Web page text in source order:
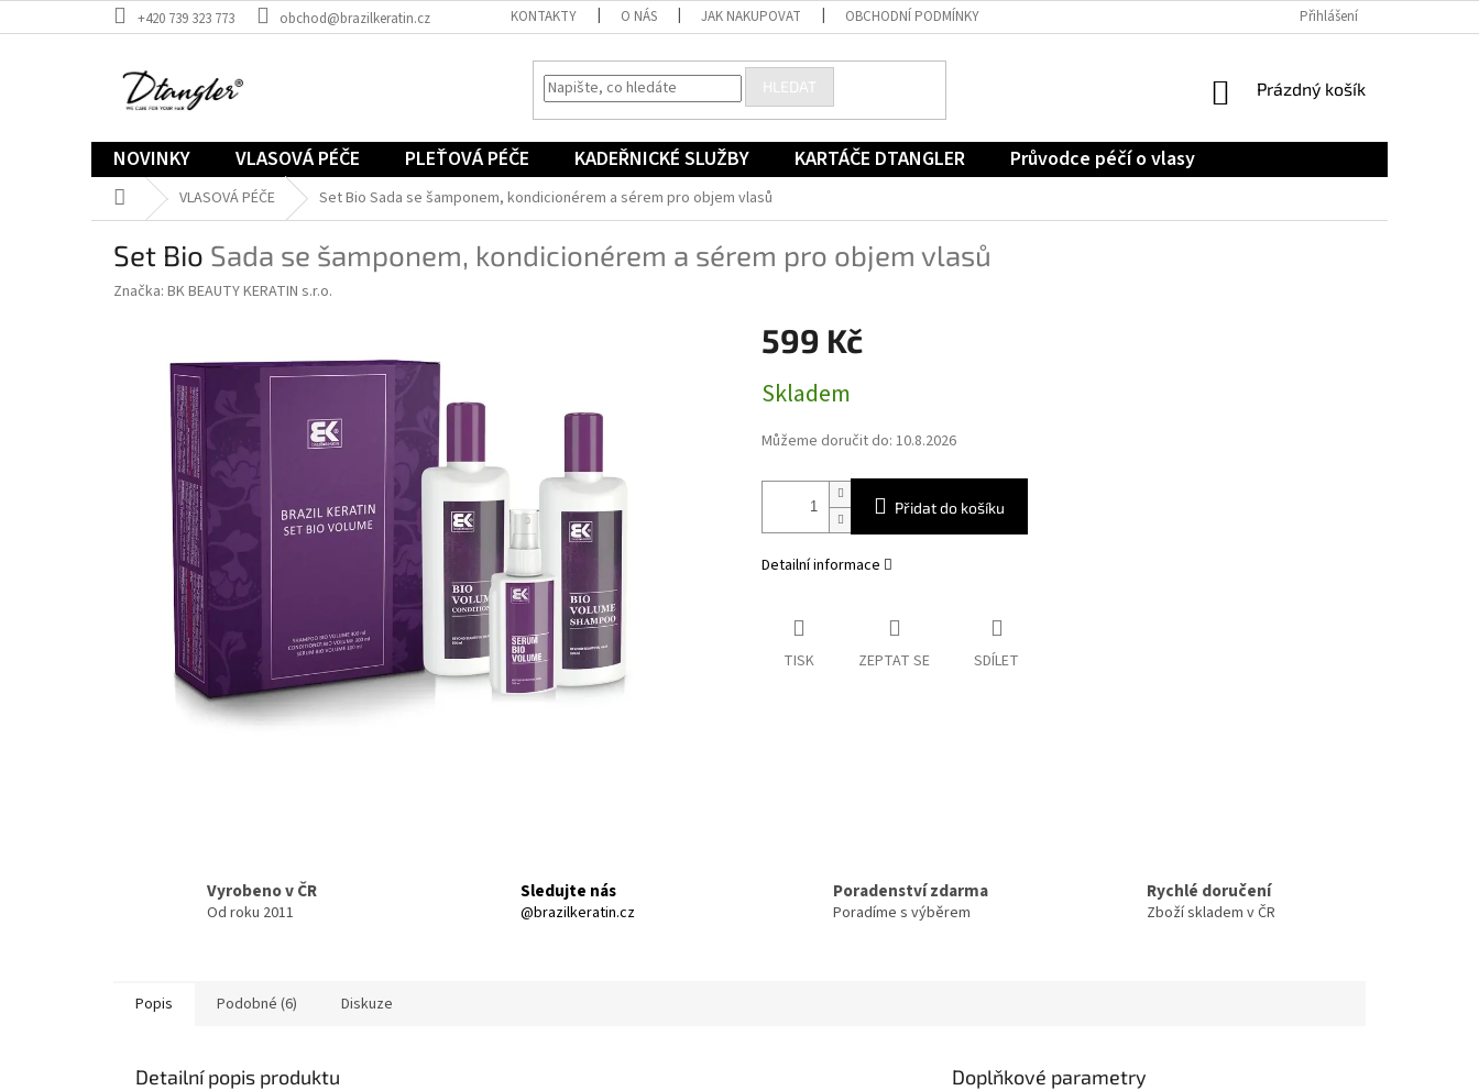
na
+420 739 323 773 obchod@brazilkeratin.cz KONTAKTY O NÁS JAK NAKUPOVAT OBCHODNÍ PODMÍNKY Přihlášení
HLEDAT
NÁKUPNÍ
Prázdný košík
NOVINKY VLASOVÁ PÉČE PLEŤOVÁ PÉČE KADEŘNICKÉ SLUŽBY KARTÁČE DTANGLER Průvodce péčí o vlasy
Domů VLASOVÁ PÉČE Set Bio Sada se šamponem, kondicionérem a sérem pro objem vlasů
Set Bio Sada se šamponem, kondicionérem a sérem pro objem vlasů
Značka: BK BEAUTY KERATIN s.r.o.
599 Kč
cena:
Skladem
Můžeme doručit do: 10.8.2026
Přidat do košíku
Detailní informace
TISK ZEPTAT SE SDÍLET
Vyrobeno v ČR
Od roku 2011
Sledujte nás
@brazilkeratin.cz
Poradenství zdarma
Poradíme s výběrem
Rychlé doručení
Zboží skladem v ČR
Popis Podobné (6) Diskuze
Detailní popis produktu Doplňkové parametry